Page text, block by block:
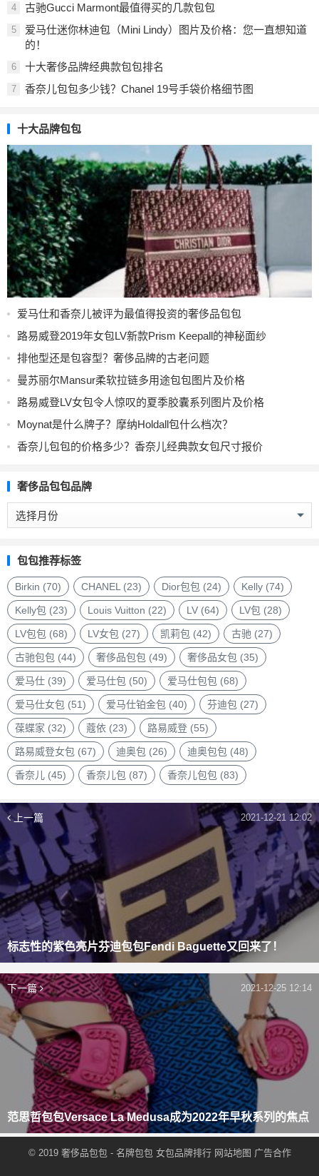
4 古驰Gucci Marmont最值得买的几款包包
5
爱马仕迷你林迪包（Mini Lindy）图片及价格：您一直想知道
的！
6 十大奢侈品牌经典款包包排名
7 香奈儿包包多少钱？Chanel 19号手袋价格细节图
十大品牌包包
爱马仕和香奈儿被评为最值得投资的奢侈品包包
路易威登2019年女包LV新款Prism Keepall的神秘面纱
排他型还是包容型？奢侈品牌的古老问题
曼苏丽尔Mansur柔软拉链多用途包包图片及价格
路易威登LV女包令人惊叹的夏季胶囊系列图片及价格
Moynat是什么牌子？摩纳Holdall包什么档次？
香奈儿包包的价格多少？香奈儿经典款女包尺寸报价
奢侈品包包品牌
奢
侈
包
包
品
牌
包包推荐标签
Birkin (70) CHANEL(23) Dior包包 (24) Kelly (74)
Kelly包 (23) Louis Vuitton (22) LV (64) LV包 (28)
LV包包 (68) LV女包 (27) 凯莉包 (42) 古驰 (27)
古驰包包 (44) 奢侈品包包 (49) 奢侈品女包 (35)
爱马仕 (39) 爱马仕包 (50) 爱马仕包包 (68)
爱马仕女包 (51) 爱马仕铂金包 (40) 芬迪包 (27)
葆蝶家 (32) 蔻依 (23) 路易威登 (55)
路易威登女包 (67) 迪奥包 (26) 迪奥包包 (48)
香奈儿 (45) 香奈儿包 (87) 香奈儿包包 (83)
上一篇
标志性的紫色亮片芬迪包包Fendi Baguette又回来了！
2021-12-21 12:02
下一篇
范思哲包包Versace La Medusa成为2022年早秋系列的焦点
2021-12-25 12:14
© 2019 奢侈品包包- 名牌包包 女包品牌排行网站地图 广告合作